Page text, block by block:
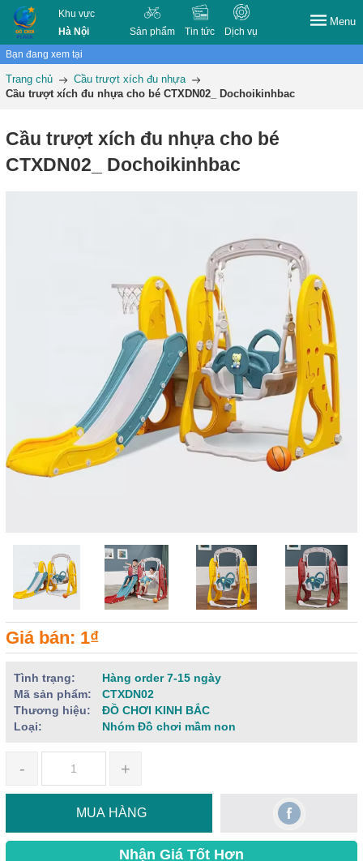
Khu vực
Hà Nội
Sản phẩm Tin tức Dịch vụ
Menu
Bạn đang xem tại
Trang chủ
Cầu trượt xích đu nhựa
Cầu trượt xích đu nhựa cho bé CTXDN02_ Dochoikinhbac
Cầu trượt xích đu nhựa cho bé
CTXDN02_ Dochoikinhbac
Giá bán: 1₫
Tình trạng:
Hàng order 7-15 ngày
Mã sản phẩm:
CTXDN02
Thương hiệu:
ĐỒ CHƠI KINH BẮC
Loại:
Nhóm Đồ chơi mầm non
- +
MUA HÀNG
Nhận Giá Tốt Hơn